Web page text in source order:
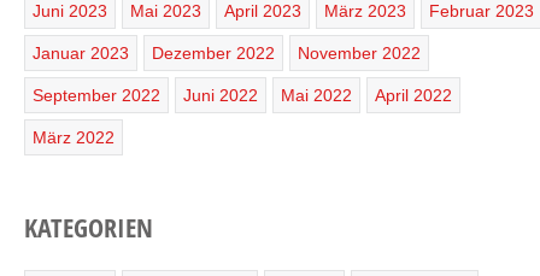
Juni 2023 Mai 2023 April 2023 März 2023 Februar 2023
Januar 2023 Dezember 2022 November 2022
September 2022 Juni 2022 Mai 2022 April 2022
März 2022
KATEGORIEN